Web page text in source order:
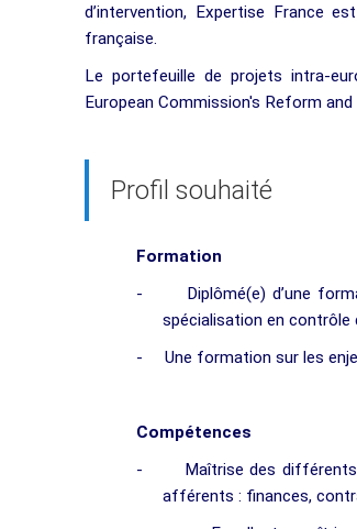
d’intervention, Expertise France
française.
Le portefeuille de projets intra-
European Commission's Reform
Profil souhaité
Formation
-
Diplômé(e) d’une
spécialisation en contrôle
-
Une formation sur les
Compétences
-
Maîtrise des
afférents : finances,